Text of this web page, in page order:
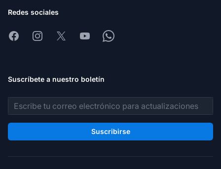
Redes sociales
FacebookInstagram
X YoutubeWhatsapp
Suscríbete a nuestro boletín
Dirección de correo electrónico
Suscribirse